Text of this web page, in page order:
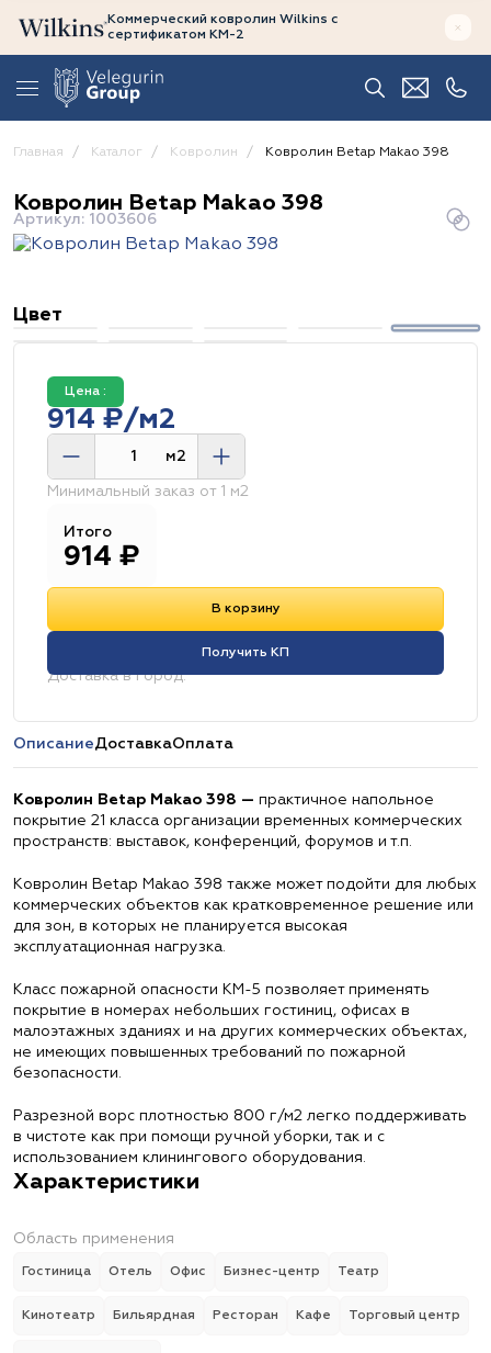
Коммерческий ковролин Wilkins с
сертификатом КМ-2
Главная Каталог Ковролин Ковролин Betap Makao 398
Ковролин Betap Makao 398
Артикул: 1003606
Цвет
Цена :
914 ₽/м2
м2
Минимальный заказ от 1 м2
Итого
914 ₽
В корзину
Получить КП
Доставка в город:
ОписаниеДоставкаОплата
Ковролин Betap Makao 398 — практичное напольное
покрытие 21 класса организации временных коммерческих
пространств: выставок, конференций, форумов и т.п.
Ковролин Betap Makao 398 также может подойти для любых
коммерческих объектов как кратковременное решение или
для зон, в которых не планируется высокая
эксплуатационная нагрузка.
Класс пожарной опасности КМ-5 позволяет применять
покрытие в номерах небольших гостиниц, офисах в
малоэтажных зданиях и на других коммерческих объектах,
не имеющих повышенных требований по пожарной
безопасности.
Разрезной ворс плотностью 800 г/м2 легко поддерживать
в чистоте как при помощи ручной уборки, так и с
использованием клинингового оборудования.
Характеристики
Область применения
Гостиница Отель Офис Бизнес-центр Театр
Кинотеатр Бильярдная Ресторан Кафе Торговый центр